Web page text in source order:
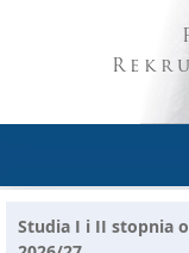
Studia I i II stopnia